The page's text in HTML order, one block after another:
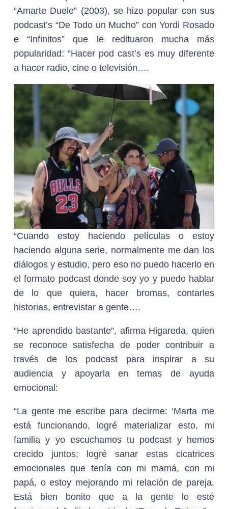
“Amarte Duele” (2003), se hizo popular con sus
podcast’s “De Todo un Mucho” con Yordi Rosado
e “Infinitos” que le redituaron mucha más
popularidad: “Hacer pod cast’s es muy diferente
a hacer radio, cine o televisión….
“Cuando estoy haciendo películas o estoy
haciendo alguna serie, normalmente me dan los
diálogos y estudio, pero eso no puedo hacerlo en
el formato podcast donde soy yo y puedo hablar
de lo que quiera, hacer bromas, contarles
historias, entrevistar a gente….
“He aprendido bastante”, afirma Higareda, quien
se reconoce satisfecha de poder contribuir a
través de los podcast para inspirar a su
audiencia y apoyarla en temas de ayuda
emocional:
“La gente me escribe para decirme: ‘Marta me
está funcionando, logré materializar esto, mi
familia y yo escuchamos tu podcast y hemos
crecido juntos; logré sanar estas cicatrices
emocionales que tenía con mi mamá, con mi
papá, o estoy mejorando mi relación de pareja.
Está bien bonito que a la gente le esté